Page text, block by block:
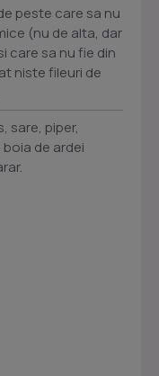
peste care sa nu
(nu de alta, dar
care sa nu fie din
niste fileuri de
sare, piper,
de ardei